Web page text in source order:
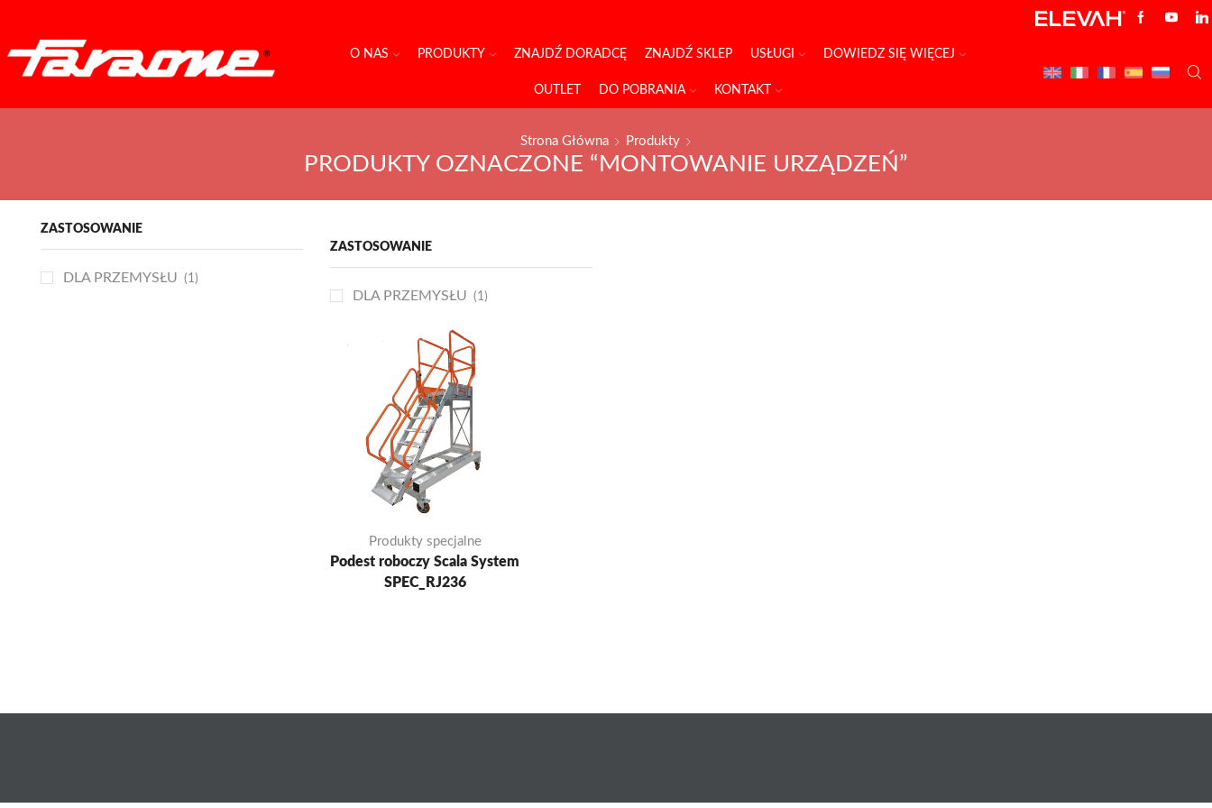
O NAS PRODUKTY ZNAJDŹ DORADCĘ ZNAJDŹ SKLEP USŁUGI DOWIEDZ SIĘ WIĘCEJ
OUTLET DO POBRANIA KONTAKT
Strona Główna Produkty
PRODUKTY OZNACZONE “MONTOWANIE URZĄDZEŃ”
ZASTOSOWANIE
DLA PRZEMYSŁU (1)
Produkty specjalne
Podest roboczy Scala System
SPEC_RJ236
ZASTOSOWANIE
DLA PRZEMYSŁU (1)